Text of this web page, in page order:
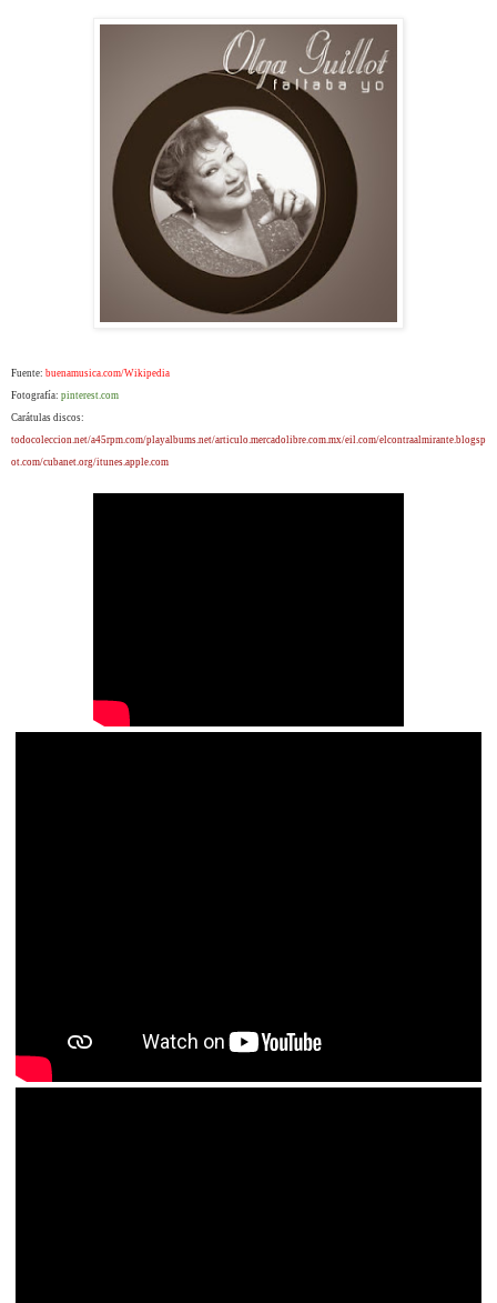
Fuente: buenamusica.com/Wikipedia
Fotografía: pinterest.com
Carátulas discos:
todocoleccion.net/a45rpm.com/playalbums.net/articulo.mercadolibre.com.mx/eil.com/elcontraalmirante.blogsp
ot.com/cubanet.org/itunes.apple.com